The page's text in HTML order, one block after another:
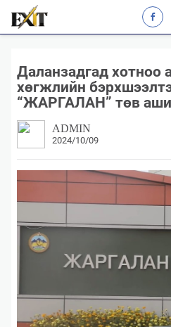
Даланзадгад хотноо
хөгжлийн
“ЖАРГАЛАН” төв
ADMIN
2024/10/09